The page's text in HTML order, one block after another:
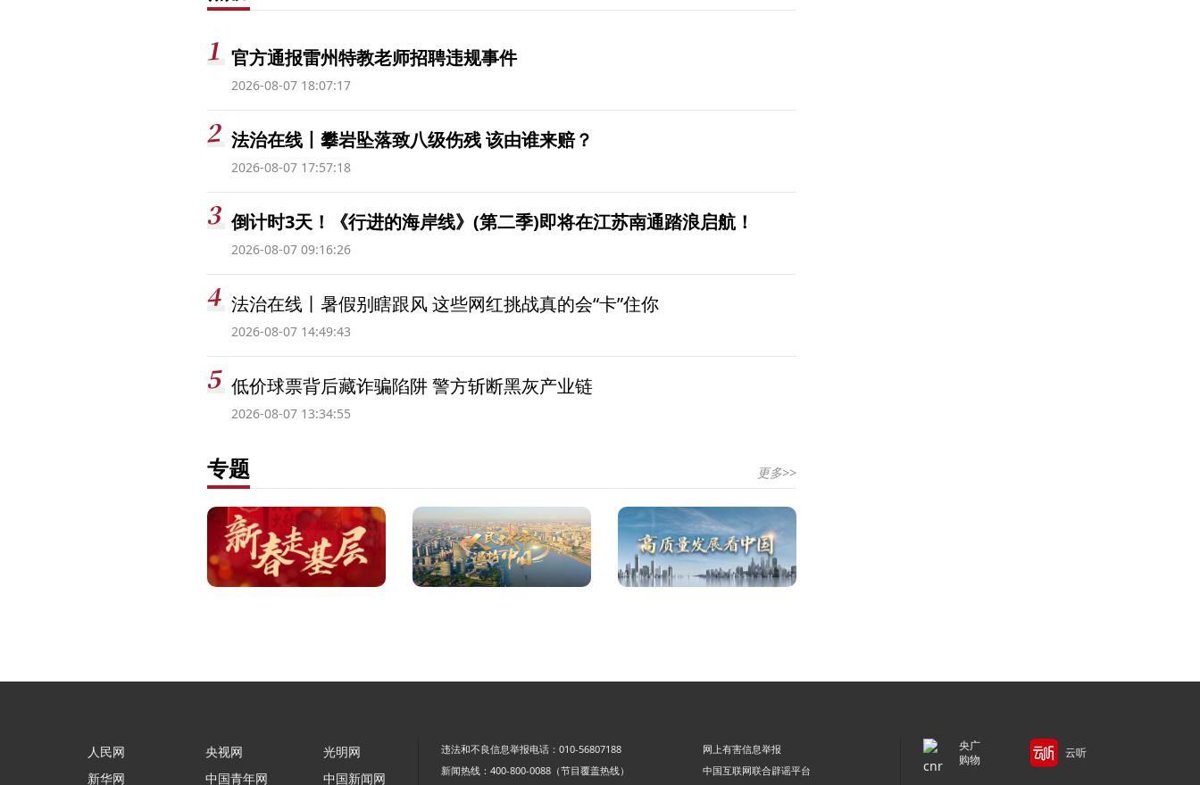
官方通报雷州特教老师招聘违规事件
2026-08-07 18:07:17
法治在线丨攀岩坠落致八级伤残 该由谁来赔？
2026-08-07 17:57:18
倒计时3天！《行进的海岸线》(第二季)即将在江苏南通踏浪启航！
2026-08-07 09:16:26
法治在线丨暑假别瞎跟风 这些网红挑战真的会“卡”住你
2026-08-07 14:49:43
低价球票背后藏诈骗陷阱 警方斩断黑灰产业链
2026-08-07 13:34:55
专题 更多>>
人民网
新华网
央视网
中国青年网
光明网
中国新闻网
违法和不良信息举报电话：010-56807188
网上有害信息举报
新闻热线：400-800-0088（节目覆盖热线）
中国互联网联合辟谣平台
央广
购物
云听